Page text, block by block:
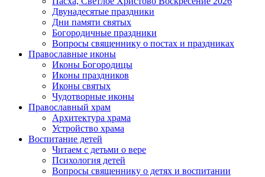
Двунадесятые праздники
Дни памяти святых
Богородичные праздники
Вопросы священнику о постах и праздниках
Православные иконы
Иконы Богородицы
Иконы праздников
Иконы святых
Чудотворные иконы
Православный храм
Архитектура храма
Устройство храма
Воспитание детей
Читаем с детьми о вере
Психология детей
Вопросы священнику о детях и воспитании